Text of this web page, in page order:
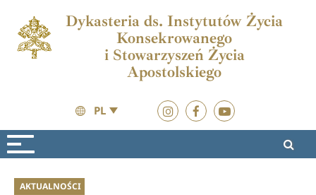
Dykasteria ds. Instytutów Życia
Konsekrowanego
i Stowarzyszeń Życia
Apostolskiego
PL
Aktualności
AKTUALNOŚCI